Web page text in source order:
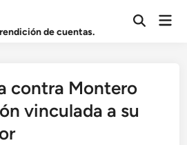
de cuentas.
Abrir
contra Montero
vinculada a su